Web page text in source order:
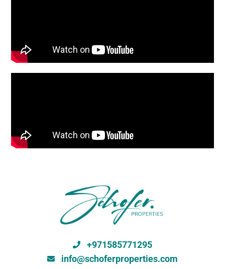
+971585771295
info@schoferproperties.com